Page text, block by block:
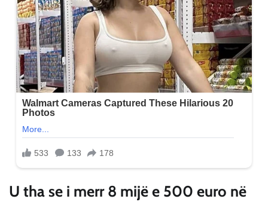
U tha se i merr 8 mijë e 500 euro në